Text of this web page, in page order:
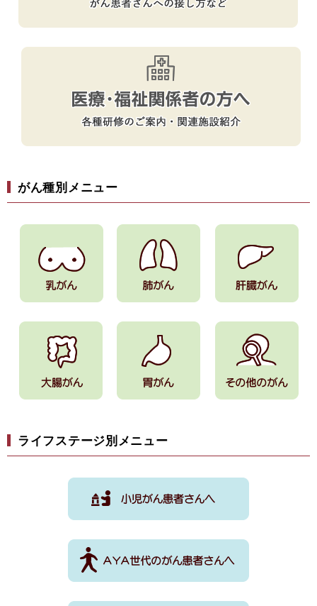
がん種別メニュー
ライフステージ別メニュー